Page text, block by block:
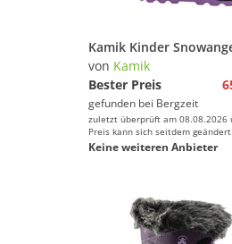
von Kamik
Bester Preis
gefunden bei Bergzeit
zuletzt überprüft am 08.08.2026
Preis kann sich seitdem
Keine weiteren Anbieter